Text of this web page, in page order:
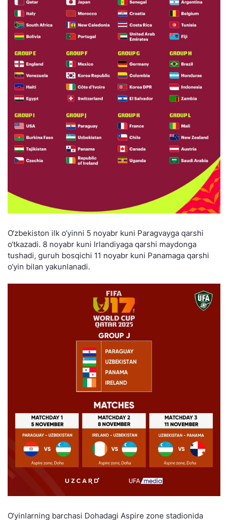
O‘zbekiston ilk o‘yinni 5 noyabr kuni Paragvayga qarshi
o‘tkazadi. 8 noyabr kuni Irlandiyaga qarshi maydonga
tushadi, guruh bosqichi 11 noyabr kuni Panamaga qarshi
o‘yin bilan yakunlanadi.
O‘yinlarning barchasi Dohadagi Aspire zone stadionida